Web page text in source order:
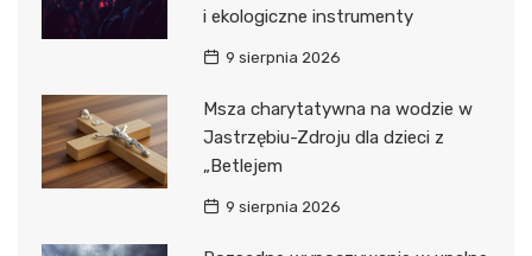
i ekologiczne instrumenty
9 sierpnia 2026
Msza charytatywna na wodzie w
Jastrzębiu-Zdroju dla dzieci z
„Betlejem
9 sierpnia 2026